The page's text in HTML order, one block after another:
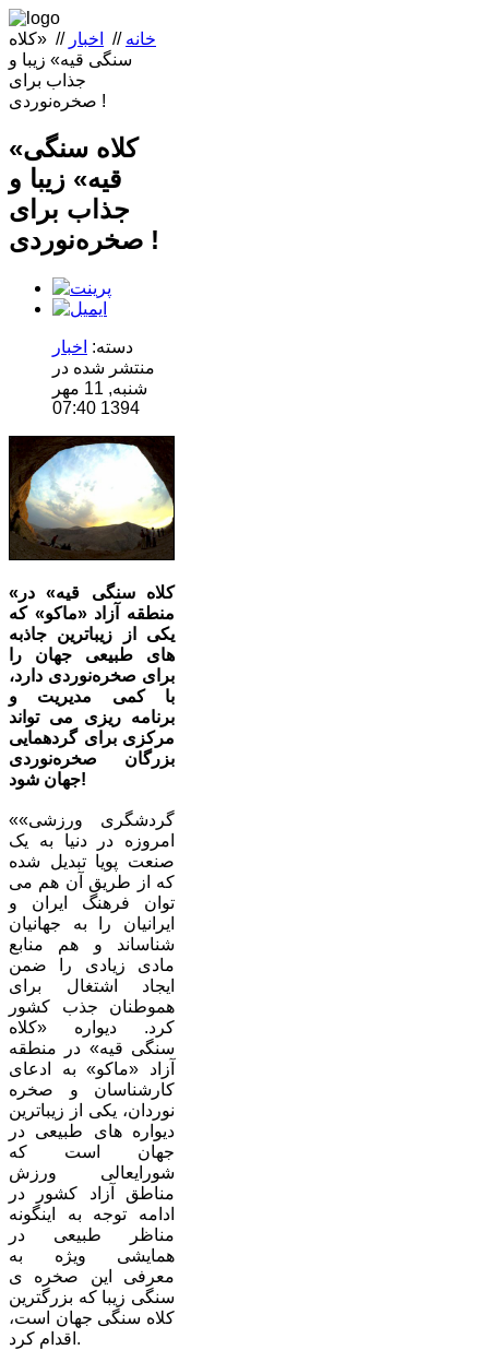
خانه // اخبار // «کلاه
سنگی قیه» زیبا و
جذاب برای
صخره‌نوردی !
«کلاه سنگی
قیه» زیبا و
جذاب برای
صخره‌نوردی !
دسته: اخبار
منتشر شده در
شنبه, 11 مهر
1394 07:40
«کلاه سنگی قیه» در
منطقه آزاد «ماکو» که
یکی از زیباترین جاذبه
های طبیعی جهان را
برای صخره‌نوردی دارد،
با کمی مدیریت و
برنامه ریزی می تواند
مرکزی برای گردهمایی
بزرگان صخره‌نوردی
جهان شود!
«گردشگری ورزشی»
امروزه در دنیا به یک
صنعت پویا تبدیل شده
که از طریق آن هم می
توان فرهنگ ایران و
ایرانیان را به جهانیان
شناساند و هم منابع
مادی زیادی را ضمن
ایجاد اشتغال برای
هموطنان جذب کشور
کرد. دیواره «کلاه
سنگی قیه» در منطقه
آزاد «ماکو» به ادعای
کارشناسان و صخره
نوردان، یکی از زیباترین
دیواره های طبیعی در
جهان است که
شورایعالی ورزش
مناطق آزاد کشور در
ادامه توجه به اینگونه
مناظر طبیعی در
همایشی ویژه به
معرفی این صخره ی
سنگی زیبا که بزرگترین
کلاه سنگی جهان است،
اقدام کرد.